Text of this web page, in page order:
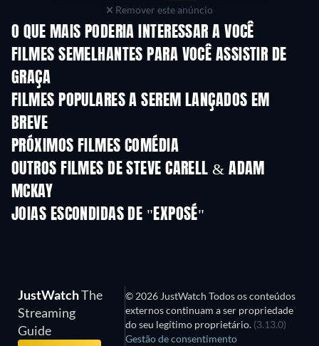
Remover este anúncio
O QUE MAIS PODERIA INTERESSAR A VOCÊ
FILMES SEMELHANTES PARA VOCÊ ASSISTIR DE
GRAÇA
FILMES POPULARES A SEREM LANÇADOS EM
BREVE
PRÓXIMOS FILMES COMÉDIA
OUTROS FILMES DE STEVE CARELL & ADAM
MCKAY
JOIAS ESCONDIDAS DE "EXPOSÉ"
JustWatchThe
Streaming
Guide
© 2026 JustWatch Todos os conteúdos
externos continuam a ser propriedade
do seu legítimo proprietário. (3.13.0)
Gestão de consentimento